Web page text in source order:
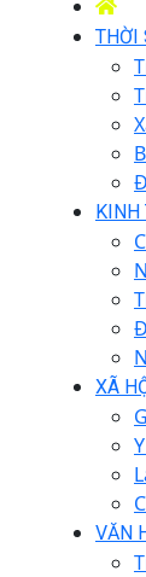
THỜI
KINH
XÃ
VĂN